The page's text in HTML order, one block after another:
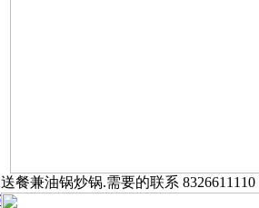
送餐兼油锅炒锅.需要的联系